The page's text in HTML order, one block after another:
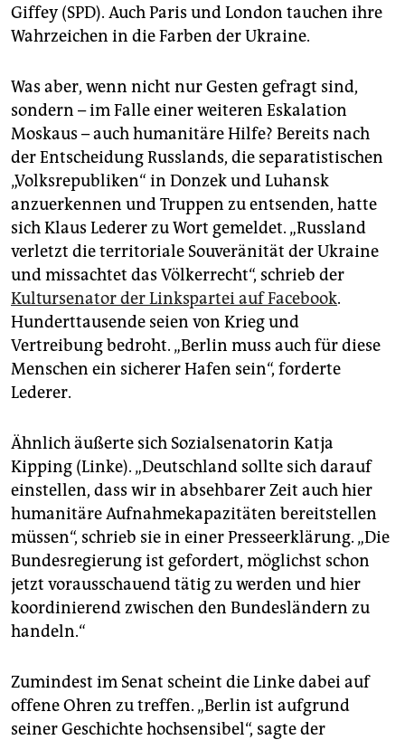
Giffey (SPD). Auch Paris und London tauchen ihre
Wahrzeichen in die Farben der Ukraine.
Was aber, wenn nicht nur Gesten gefragt sind,
sondern – im Falle einer weiteren Eskalation
Moskaus – auch humanitäre Hilfe? Bereits nach
der Entscheidung Russlands, die separatistischen
„Volksrepubliken“ in Donzek und Luhansk
anzuerkennen und Truppen zu entsenden, hatte
sich Klaus Lederer zu Wort gemeldet. „Russland
verletzt die territoriale Souveränität der Ukraine
und missachtet das Völkerrecht“, schrieb der
Kultursenator der Linkspartei auf Face­book.
Hunderttausende seien von Krieg und
Vertreibung bedroht. „Berlin muss auch für diese
Menschen ein sicherer Hafen sein“, forderte
Lederer.
Ähnlich äußerte sich Sozialsenatorin Katja
Kipping (Linke). „Deutschland sollte sich darauf
einstellen, dass wir in absehbarer Zeit auch hier
humanitäre Aufnahmekapazitäten bereitstellen
müssen“, schrieb sie in einer Presseerklärung. „Die
Bundesregierung ist gefordert, möglichst schon
jetzt vorausschauend tätig zu werden und hier
koordinierend zwischen den Bundesländern zu
handeln.“
Zumindest im Senat scheint die Linke dabei auf
offene Ohren zu treffen. „Berlin ist aufgrund
seiner Geschichte hochsensibel“, sagte der